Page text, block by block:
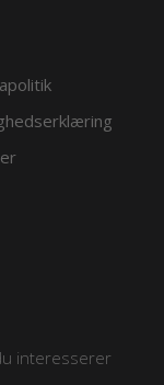
interesserer